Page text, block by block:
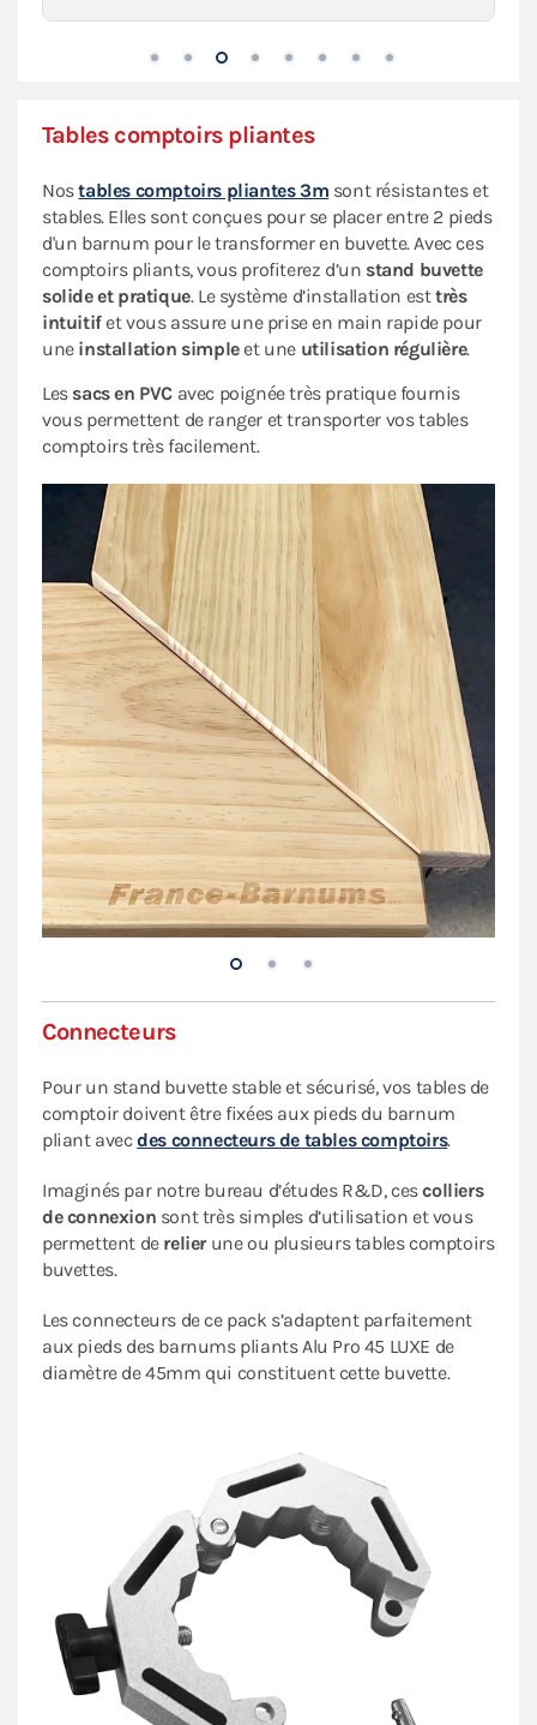
Tables comptoirs pliantes
Nostables comptoirs pliantes 3m sont résistantes et
stables. Elles sont conçues pour se placer entre 2 pieds
d'un barnum pour le transformer en buvette. Avec ces
comptoirs pliants, vous profiterez d’un stand buvette
solide et pratique. Le système d’installation esttrès
intuitifet vous assure une prise en main rapide pour
une installation simpleet une utilisation régulière.
Les sacs en PVC avec poignée très pratique fournis
vous permettent de ranger et transporter vos tables
comptoirs très facilement.
Connecteurs
Pour un stand buvette stable et sécurisé, vos tables de
comptoir doivent être fixées aux pieds du barnum
pliant avecdes connecteurs de tables comptoirs.
Imaginés par notre bureau d’études R&D, cescolliers
de connexion sont très simples d’utilisation et vous
permettent de relierune ou plusieurs tables comptoirs
buvettes.
Les connecteurs de ce pack s’adaptent parfaitement
aux pieds des barnums pliants Alu Pro 45 LUXE de
diamètre de 45mm qui constituent cette buvette.